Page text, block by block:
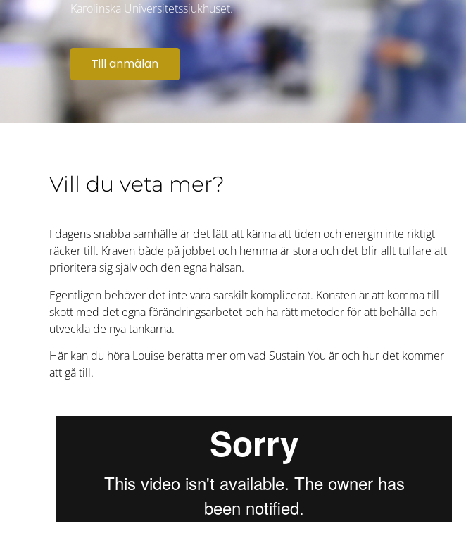
Karolinska Universitetssjukhuset.
Till anmälan
Vill du veta mer?
I dagens snabba samhälle är det lätt att känna att tiden och energin inte riktigt
räcker till. Kraven både på jobbet och hemma är stora och det blir allt tuffare att
prioritera sig själv och den egna hälsan.
Egentligen behöver det inte vara särskilt komplicerat. Konsten är att komma till
skott med det egna förändringsarbetet och ha rätt metoder för att behålla och
utveckla de nya tankarna.
Här kan du höra Louise berätta mer om vad Sustain You är och hur det kommer
att gå till.